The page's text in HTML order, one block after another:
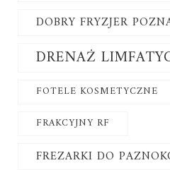
DOBRY FRYZJER
DRENAŻ
FOTELE KOSMETYCZNE
FRAKCYJNY RF
FREZARKI DO